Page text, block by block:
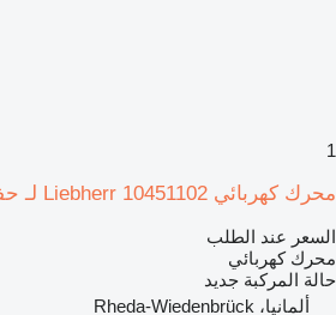
1
محرك كهربائي Liebherr 10451102 لـ حفارة
السعر عند الطلب
محرك كهربائي
حالة المركبة جديد
ألمانيا، Rheda-Wiedenbrück